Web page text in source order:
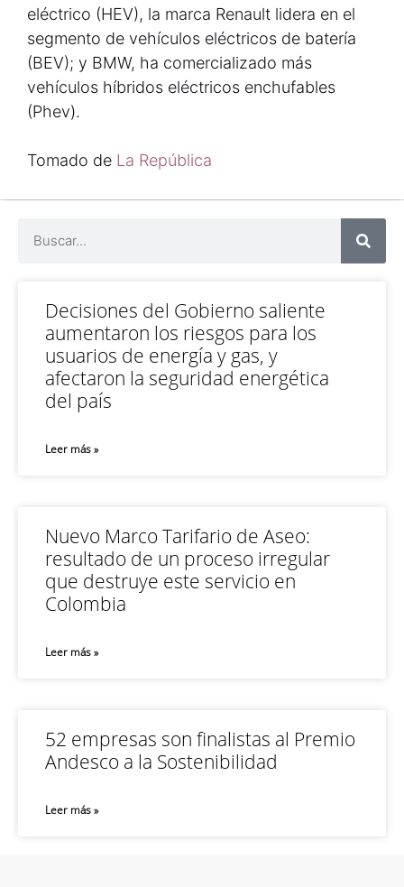
eléctrico (HEV), la marca Renault lidera en el
segmento de vehículos eléctricos de batería
(BEV); y BMW, ha comercializado más
vehículos híbridos eléctricos enchufables
(Phev).
Tomado de La República
Decisiones del Gobierno saliente
aumentaron los riesgos para los
usuarios de energía y gas, y
afectaron la seguridad energética
del país
Leer más »
Nuevo Marco Tarifario de Aseo:
resultado de un proceso irregular
que destruye este servicio en
Colombia
Leer más »
52 empresas son finalistas al Premio
Andesco a la Sostenibilidad
Leer más »